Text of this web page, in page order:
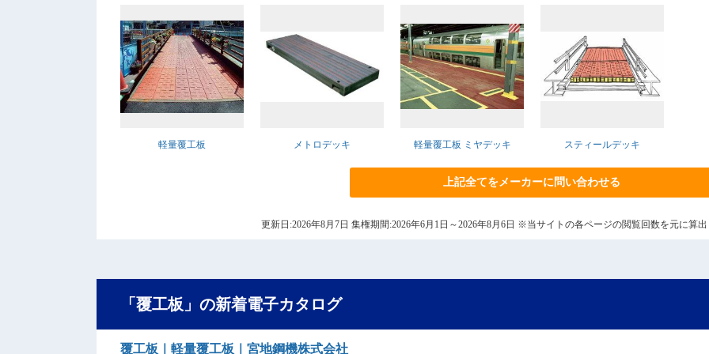
軽量覆工板 メトロデッキ 軽量覆工板 ミヤデッキ スティールデッキ
上記全てをメーカーに問い合わせる
更新日:2026年8月7日 集権期間:2026年6月1日～2026年8月6日 ※当サイトの各ページの閲覧回数を元に算出
「覆工板」の新着電子カタログ
覆工板｜軽量覆工板｜宮地鋼機株式会社